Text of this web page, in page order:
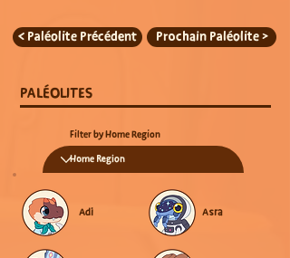
< Paléolite Précédent Prochain Paléolite >
PALÉOLITES
Filter by Home Region
Adi Asra